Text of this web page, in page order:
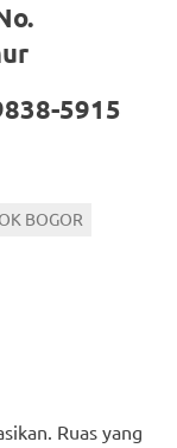
5915
BOGOR
Ruas yang